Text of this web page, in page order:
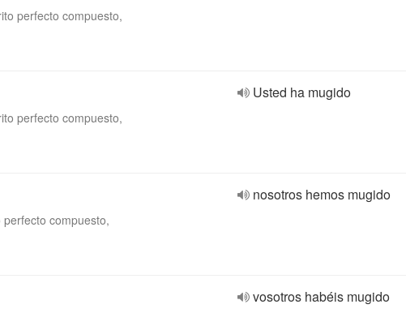
perfecto compuesto,
perfecto compuesto,
Usted ha mugido
compuesto,
nosotros hemos mugido
vosotros habéis mugido